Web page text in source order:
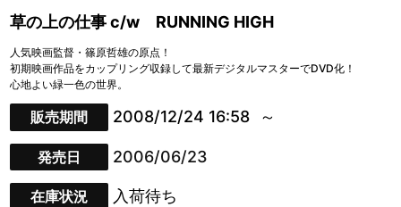
草の上の仕事 c/w RUNNING HIGH
人気映画監督・篠原哲雄の原点！
初期映画作品をカップリング収録して最新デジタルマスターでDVD化！
心地よい緑一色の世界。
販売期間 2008/12/24 16:58
発売日 2006/06/23
在庫状況 入荷待ち